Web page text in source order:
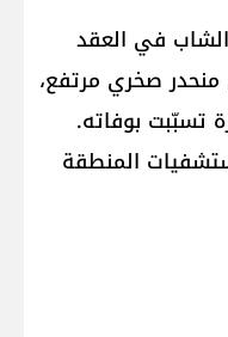
في العقد
صخري مرتفع،
تسبّبت بوفاته.
المنطقة